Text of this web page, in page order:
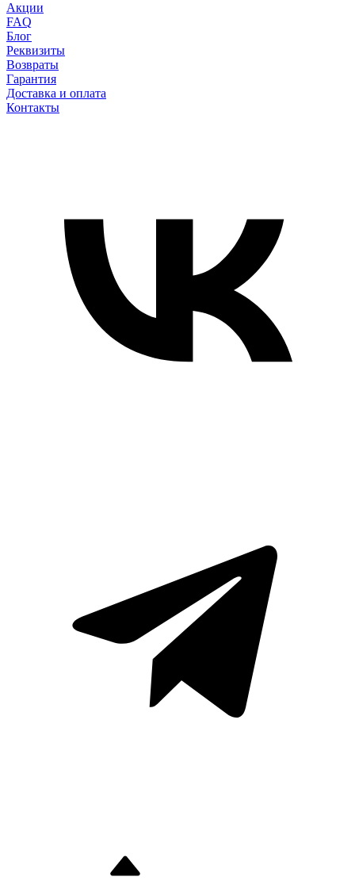
Акции
FAQ
Блог
Реквизиты
Возвраты
Гарантия
Доставка и оплата
Контакты